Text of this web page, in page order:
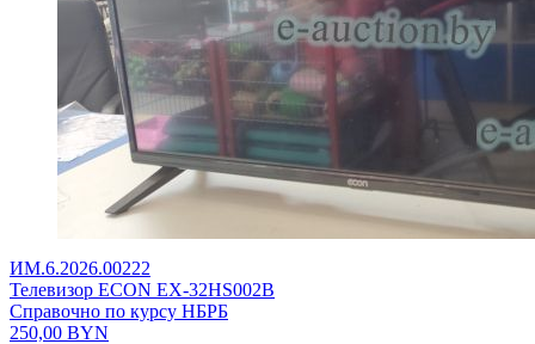
ИМ.6.2026.00222
Телевизор ECON EX-32HS002B
Справочно по курсу НБРБ
250,00 BYN